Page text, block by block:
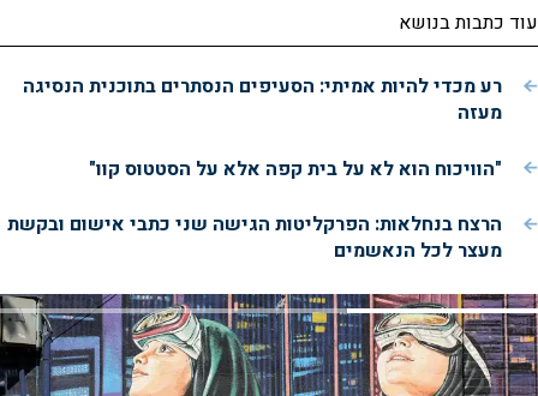
עוד כתבות בנושא
רע מכדי להיות אמיתי: הסעיפים הנסתרים בתוכנית הנסיגה
מעזה
"הוויכוח הוא לא על בית קפה אלא על הסטטוס קוו"
הרצח בנחלאות: הפרקליטות הגישה שני כתבי אישום ובקשת
מעצר לכל הנאשמים